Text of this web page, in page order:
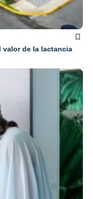
valor de la lactancia